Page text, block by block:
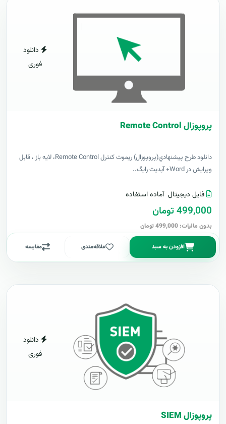
دانلود
فوری
پروپوزال Remote Control
دانلود طرح پيشنهادي(پروپوزال) ریموت کنترل Remote Control، لایه باز ، قابل
ویرایش در Word+ آپدیت رایگ..
فایل دیجیتال آماده استفاده
499,000 تومان
بدون مالیات: 499,000 تومان
افزودن به سبد علاقه‌مندی مقایسه
دانلود
فوری
پروپوزال SIEM